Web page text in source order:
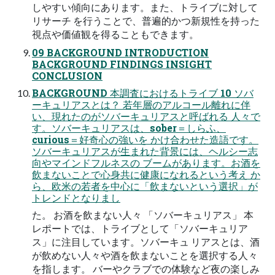
しやすい傾向にあります。また、トライブに対して
リサーチ を行うことで、普遍的かつ新規性を持った
視点や価値観を得ることもできます。
09 BACKGROUND INTRODUCTION
BACKGROUND FINDINGS INSIGHT
CONCLUSION
BACKGROUND 本調査におけるトライブ 10 ソバ
ーキュリアスとは？ 若年層のアルコール離れに伴
い、現れたのがソバーキュリアスと呼ばれる 人々で
す。ソバーキュリアスは、sober＝しらふ、
curious＝好奇心の強いを かけ合わせた造語です。
ソバーキュリアスが生まれた背景には、ヘルシー志
向やマインドフルネスの ブームがあります。お酒を
飲まないことで心身共に健康になれるという考え か
ら、欧米の若者を中心に「飲まないという選択」が
トレンドとなりまし
た。 お酒を飲まない人々 「ソバーキュリアス」 本
レポートでは、トライブとして「ソバーキュリア
ス」に注目しています。ソバーキュ リアスとは、酒
が飲めない人々や酒を飲まないことを選択する人々
を指します。 バーやクラブでの体験など夜の楽しみ